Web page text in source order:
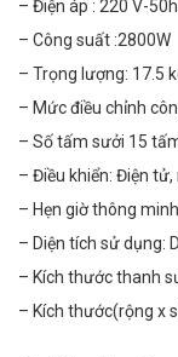
– Điện áp : 220 V-
– Công suất :2800W
– Trọng lượng: 17.5
– Mức điều chỉnh
– Số tấm sưởi 15
– Điều khiển: Điện
– Hẹn giờ thông minh
– Diện tích sử dụng:
– Kích thước thanh
– Kích thước(rộng x